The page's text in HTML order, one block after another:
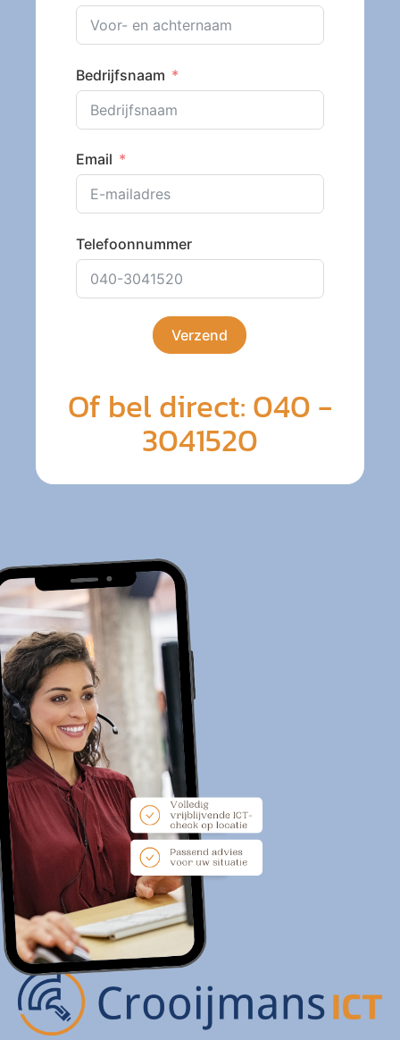
Bedrijfsnaam
Email
Telefoonnummer
Verzend
Of bel direct: 040 -
3041520